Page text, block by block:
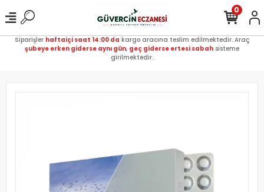
Siparişler haftaiçi saat 14:00 da kargo aracına teslim edilmektedir. Araç
şubeye erken giderse aynı gün, geç giderse ertesi sabah sisteme
girilmektedir.
0